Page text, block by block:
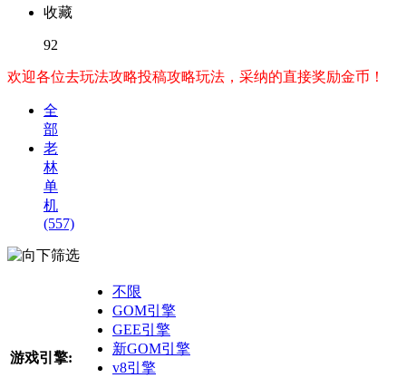
收藏
92
欢迎各位去玩法攻略投稿攻略玩法，采纳的直接奖励金币！
全
部
老
林
单
机
(557)
筛选
游戏引擎:
不限
GOM引擎
GEE引擎
新GOM引擎
v8引擎